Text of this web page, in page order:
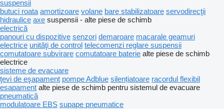
suspensii
butuci roata amortizoare volane bare stabilizatoare servodirecţii
hidraulice axe suspensii - alte piese de schimb
electrică
panouri cu dispozitive senzori demaroare macarale geamuri
electrice unităţi de control telecomenzi reglare suspensii
comutatoare subvirare comutatoare baterie alte piese de schimb
electrice
sisteme de evacuare
ţevi de eşapament pompe Adblue silențiatoare racordul flexibil
esapament alte piese de schimb pentru sistemul de evacuare
pneumatică
modulatoare EBS supape pneumatice